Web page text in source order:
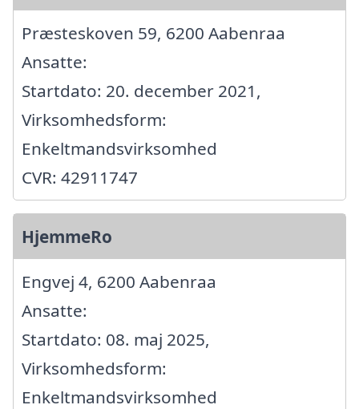
Præsteskoven 59, 6200 Aabenraa
Ansatte:
Startdato: 20. december 2021,
Virksomhedsform:
Enkeltmandsvirksomhed
CVR: 42911747
HjemmeRo
Engvej 4, 6200 Aabenraa
Ansatte:
Startdato: 08. maj 2025,
Virksomhedsform:
Enkeltmandsvirksomhed